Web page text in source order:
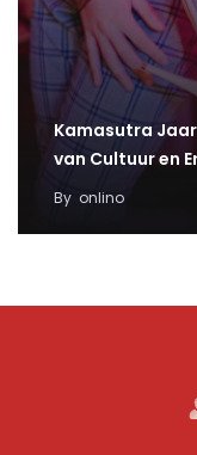
Kamasutra
van Cultuur en
By onlino